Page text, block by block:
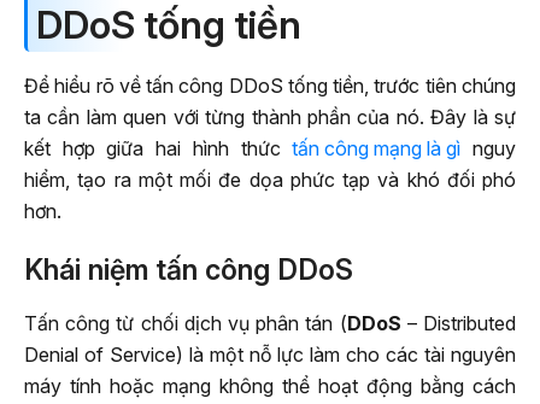
DDoS tống tiền
Để hiểu rõ về tấn công DDoS tống tiền, trước tiên chúng
ta cần làm quen với từng thành phần của nó. Đây là sự
kết hợp giữa hai hình thứctấn công mạng là gì nguy
hiểm, tạo ra một mối đe dọa phức tạp và khó đối phó
hơn.
Khái niệm tấn công DDoS
Tấn công từ chối dịch vụ phân tán (DDoS – Distributed
Denial of Service) là một nỗ lực làm cho các tài nguyên
máy tính hoặc mạng không thể hoạt động bằng cách